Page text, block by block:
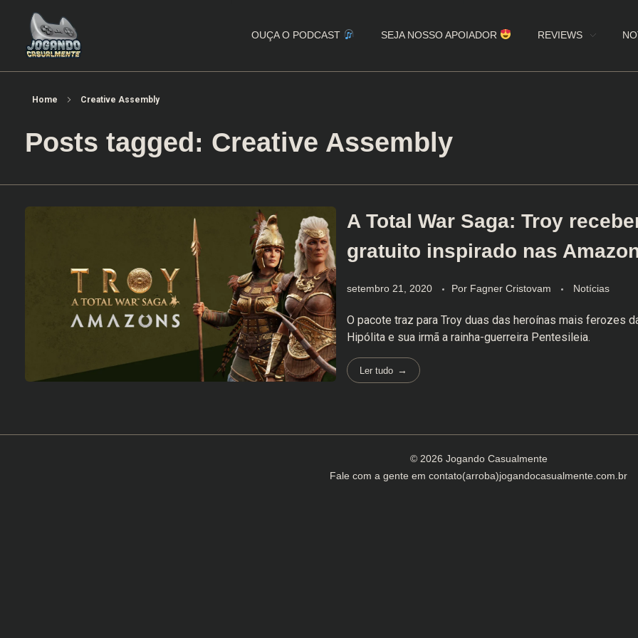
OUÇA O PODCAST SEJA NOSSO APOIADOR REVIEWS
Home Creative Assembly
Posts tagged: Creative Assembly
A Total War Saga: Troy
gratuito inspirado nas
setembro 21, 2020 Por Fagner Cristovam Notícias
O pacote traz para Troy duas das heroínas mais ferozes
Hipólita e sua irmã a rainha-guerreira Pentesileia.
Ler tudo
© 2026 Jogando Casualmente
Fale com a gente em contato(arroba)jogandocasualmente.com.br